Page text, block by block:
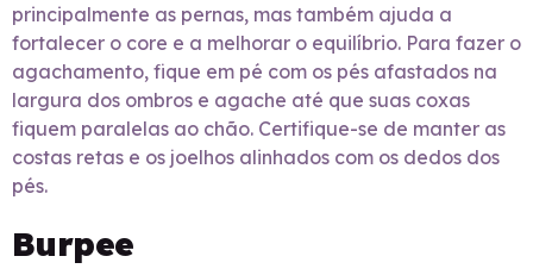
principalmente as pernas, mas também ajuda a
fortalecer o core e a melhorar o equilíbrio. Para fazer o
agachamento, fique em pé com os pés afastados na
largura dos ombros e agache até que suas coxas
fiquem paralelas ao chão. Certifique-se de manter as
costas retas e os joelhos alinhados com os dedos dos
pés.
Burpee